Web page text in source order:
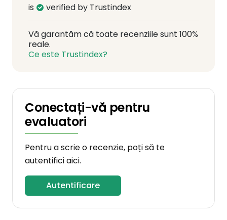
is verified by Trustindex
Vă garantăm că toate recenziile sunt 100%
reale.
Ce este Trustindex?
Conectați-vă pentru
evaluatori
Pentru a scrie o recenzie, poți să te
autentifici aici.
Autentificare